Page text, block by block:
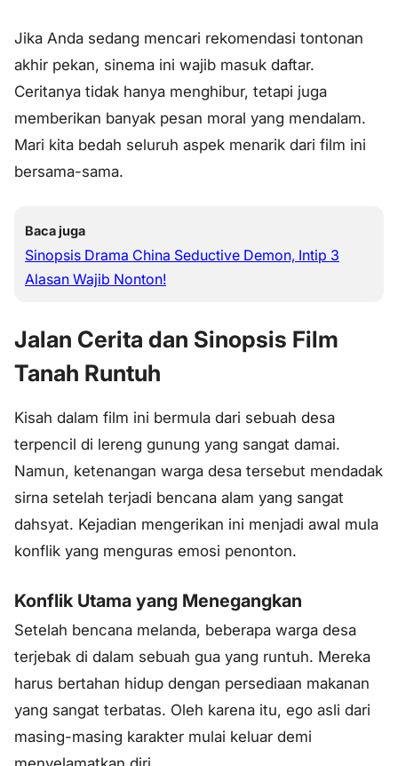
Jika Anda sedang mencari rekomendasi tontonan
akhir pekan, sinema ini wajib masuk daftar.
Ceritanya tidak hanya menghibur, tetapi juga
memberikan banyak pesan moral yang mendalam.
Mari kita bedah seluruh aspek menarik dari film ini
bersama-sama.
Baca juga
Sinopsis Drama China Seductive Demon, Intip 3
Alasan Wajib Nonton!
Jalan Cerita dan Sinopsis Film
Tanah Runtuh
Kisah dalam film ini bermula dari sebuah desa
terpencil di lereng gunung yang sangat damai.
Namun, ketenangan warga desa tersebut mendadak
sirna setelah terjadi bencana alam yang sangat
dahsyat. Kejadian mengerikan ini menjadi awal mula
konflik yang menguras emosi penonton.
Konflik Utama yang Menegangkan
Setelah bencana melanda, beberapa warga desa
terjebak di dalam sebuah gua yang runtuh. Mereka
harus bertahan hidup dengan persediaan makanan
yang sangat terbatas. Oleh karena itu, ego asli dari
masing-masing karakter mulai keluar demi